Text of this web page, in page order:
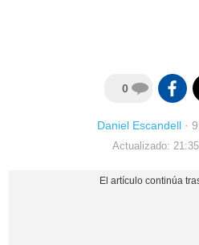
0
Daniel Escandell ·
Actualizado: